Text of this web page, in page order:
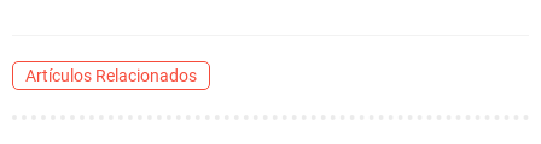
Artículos Relacionados